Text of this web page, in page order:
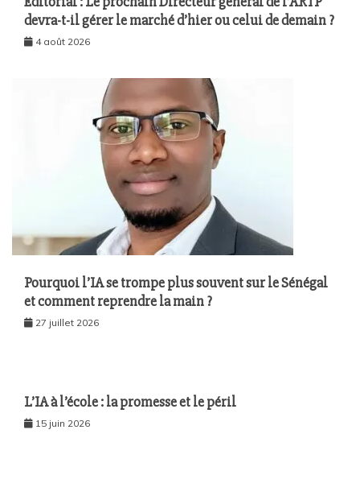
devra-t-il gérer le marché d’hier ou celui de demain ?
4 août 2026
Pourquoi l’IA se trompe plus souvent sur le Sénégal
et comment reprendre la main ?
27 juillet 2026
L’IA à l’école : la promesse et le péril
15 juin 2026